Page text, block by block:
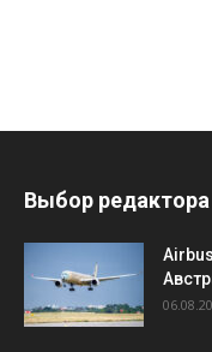
Выбор редактора